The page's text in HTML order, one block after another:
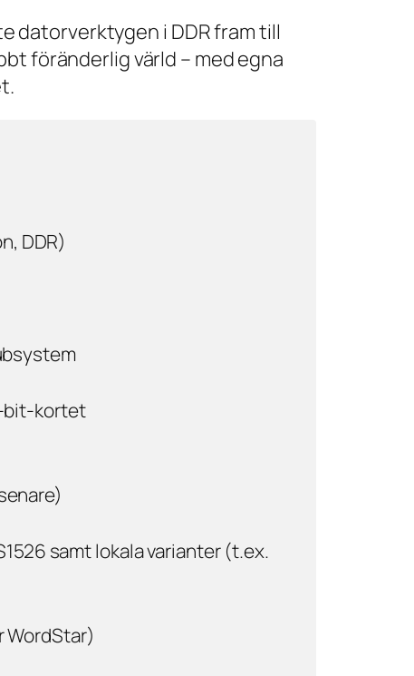
datorverktygen i DDR fram till
föränderlig värld – med egna
DDR)
bit-kortet
samt lokala varianter (t.ex.
WordStar)